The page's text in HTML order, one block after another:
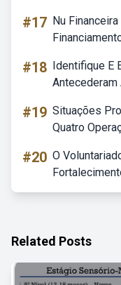
#17 Nu
#18 Identifique E
Antecederam
#19 Situações
Quatro
#20 O
Related Posts